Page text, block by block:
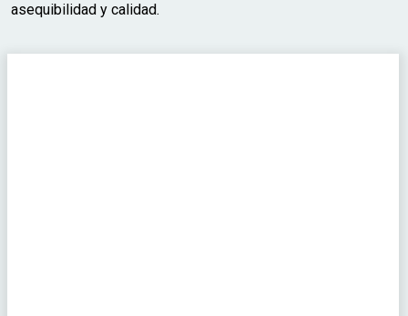
asequibilidad y calidad.